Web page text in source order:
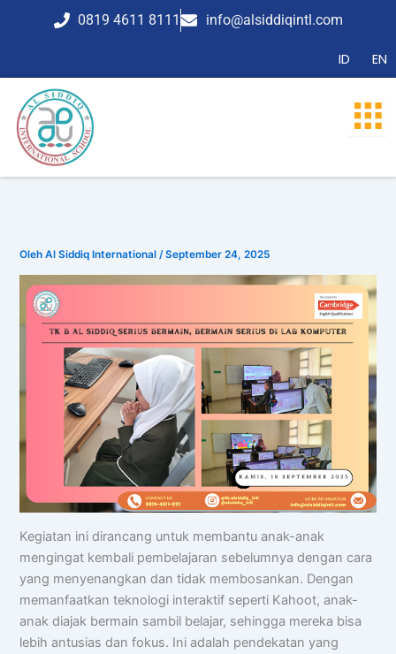
0819 4611 8111 info@alsiddiqintl.com
ID EN
OlehAl Siddiq International/September 24, 2025
Kegiatan ini dirancang untuk membantu anak-anak
mengingat kembali pembelajaran sebelumnya dengan cara
yang menyenangkan dan tidak membosankan. Dengan
memanfaatkan teknologi interaktif seperti Kahoot, anak-
anak diajak bermain sambil belajar, sehingga mereka bisa
lebih antusias dan fokus. Ini adalah pendekatan yang